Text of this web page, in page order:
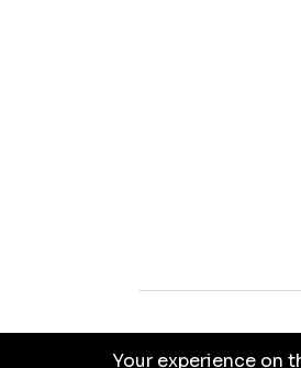
Your experience on